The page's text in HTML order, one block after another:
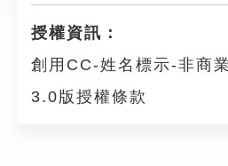
授權資訊：
創用CC-姓名標示-非商
3.0版授權條款